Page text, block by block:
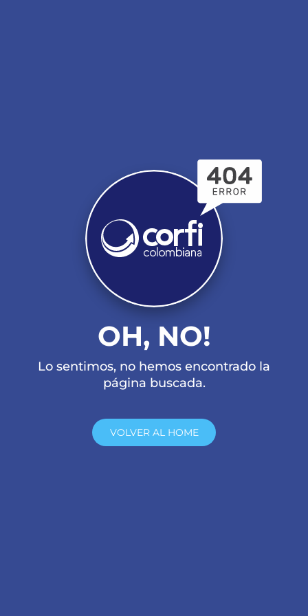
OH, NO!
Lo sentimos, no hemos encontrado la
página buscada.
VOLVER AL HOME